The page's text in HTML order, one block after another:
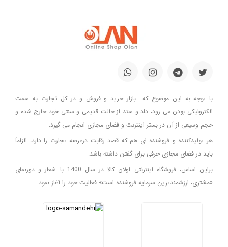
با توجه به این موضوع که بازار خرید و فروش و در کل تجارت به سمت
الکترونیکی بودن می رود، داد و ستد از حالت قدیمی و سنتی خود خارج شده و
حجم وسیعی از آن در بستر اینترنت و فضای مجازی انجام می گیرد.
هر تولیدکننده و فروشنده ای هم که قصد رقابت درعرصه تجارت را دارد، الزاماً
باید در فضای مجازی حرفی برای گفتن داشته باشد.
براین اساس، فروشگاه اینترنتی اولان کالا در سال 1400 با شعار و دورنمای
«مشتری، ارزشمندترین سرمایه فروشنده است» فعالیت خود را آغاز نمود.